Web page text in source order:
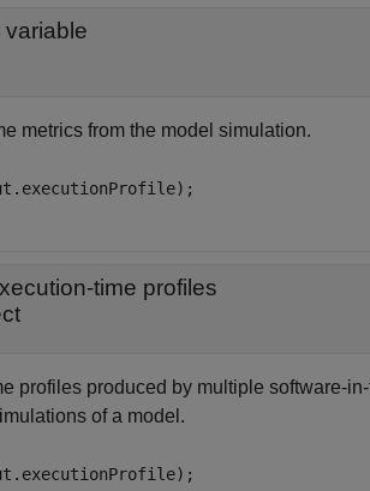
metrics from the model simulation.
time profiles
profiles produced by multiple software-
of a model.